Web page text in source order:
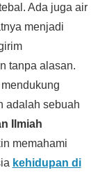
Ada juga air
menjadi
tanpa alasan.
adalah sebuah
Ilmiah
memahami
kehidupan di